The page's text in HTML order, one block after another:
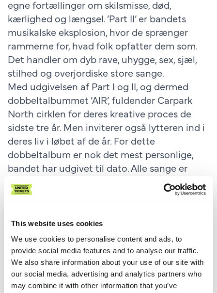
This website uses cookies
We use cookies to personalise content and ads, to
provide social media features and to analyse our traffic.
We also share information about your use of our site with
our social media, advertising and analytics partners who
may combine it with other information that you’ve
egne fortællinger om skilsmisse, død,
kærlighed og længsel. ’Part II’ er bandets
musikalske eksplosion, hvor de sprænger
rammerne for, hvad folk opfatter dem som.
Det handler om dyb rave, uhygge, sex, sjæl,
stilhed og overjordiske store sange.
Med udgivelsen af Part I og II, og dermed
dobbeltalbummet ’AIR’, fuldender Carpark
North cirklen for deres kreative proces de
sidste tre år. Men inviterer også lytteren ind i
deres liv i løbet af de år. For dette
dobbeltalbum er nok det mest personlige,
bandet har udgivet til dato. Alle sange er
skrevet ud fra en personlig erfaring. Og da
livet stritter i alle retninger, gør dette
North’s mest kreative og spændende
udgivelse til dato.
Koncerterne i 2026 bliver dermed en
kulmination af sange fra det nye ’AIR’, men
også de kæmpe hits fra hele deres karriere.
Ståpladser